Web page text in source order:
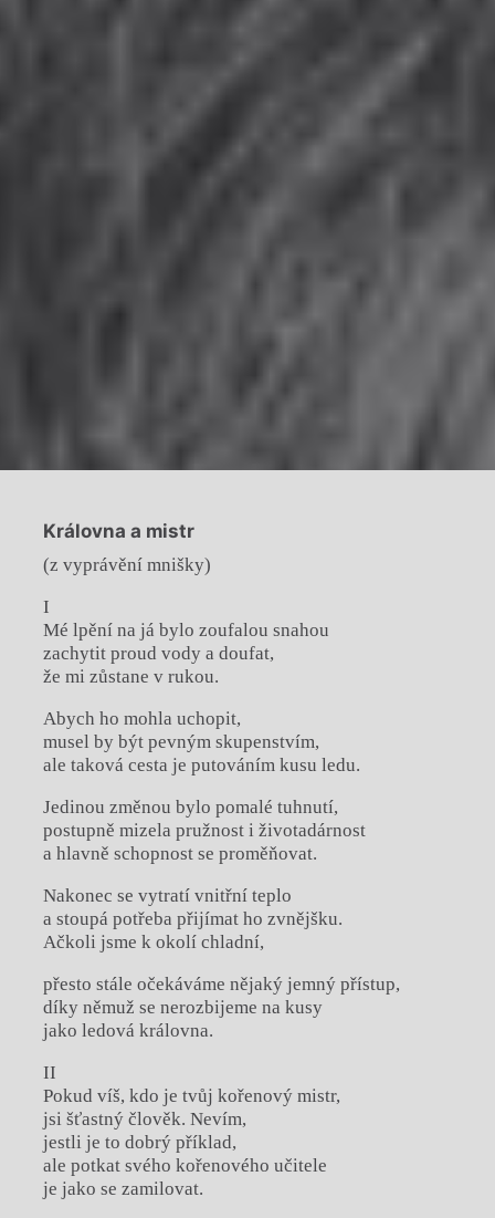
Královna a mistr
(z vyprávění mnišky)
I
Mé lpění na já bylo zoufalou snahou
zachytit proud vody a doufat,
že mi zůstane v rukou.
Abych ho mohla uchopit,
musel by být pevným skupenstvím,
ale taková cesta je putováním kusu ledu.
Jedinou změnou bylo pomalé tuhnutí,
postupně mizela pružnost i životadárnost
a hlavně schopnost se proměňovat.
Nakonec se vytratí vnitřní teplo
a stoupá potřeba přijímat ho zvnějšku.
Ačkoli jsme k okolí chladní,
přesto stále očekáváme nějaký jemný přístup,
díky němuž se nerozbijeme na kusy
jako ledová královna.
II
Pokud víš, kdo je tvůj kořenový mistr,
jsi šťastný člověk. Nevím,
jestli je to dobrý příklad,
ale potkat svého kořenového učitele
je jako se zamilovat.